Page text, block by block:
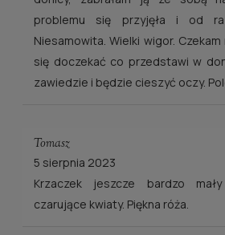
problemu się przyjęła i od
Niesamowita. Wielki wigor.
się doczekać co przedstawi w
zawiedzie i będzie cieszyć oczy.
Tomasz
5 sierpnia 2023
Krzaczek jeszcze bardzo
czarujące kwiaty. Piękna róża.